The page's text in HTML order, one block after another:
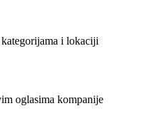
i lokaciji
oglasima kompanije